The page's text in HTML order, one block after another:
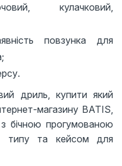
кулачковий,
повзунка для
дриль, купити який
магазину BATIS,
бічною прогумованою
типу та кейсом для